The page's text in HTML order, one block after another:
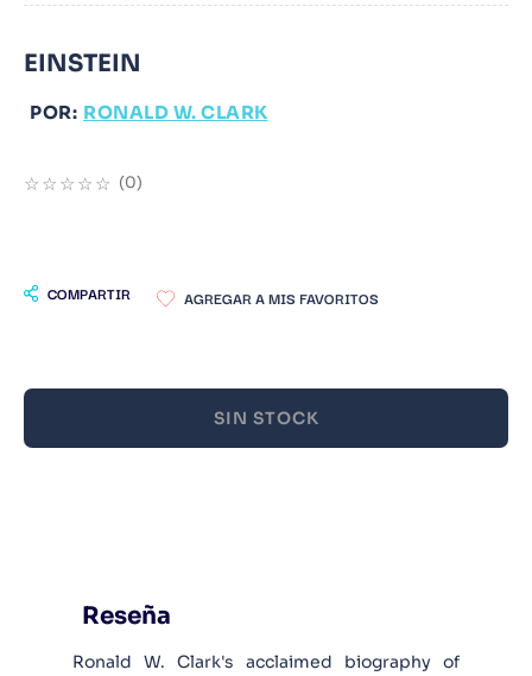
EINSTEIN
POR: RONALD W. CLARK
☆☆☆☆☆ (0)
COMPARTIR
SIN STOCK
Reseña
Ronald W. Clark's acclaimed biography of
10.Infantil